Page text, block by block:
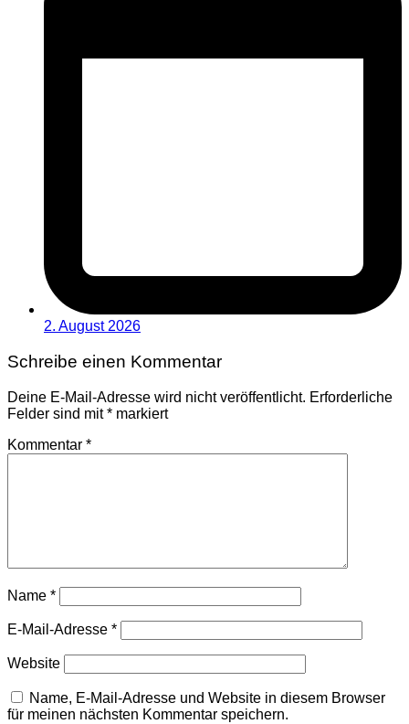
2. August 2026
Schreibe einen Kommentar
Deine E-Mail-Adresse wird nicht veröffentlicht. Erforderliche
Felder sind mit* markiert
Kommentar *
Name *
E-Mail-Adresse *
Website
Name, E-Mail-Adresse und Website in diesem Browser
für meinen nächsten Kommentar speichern.